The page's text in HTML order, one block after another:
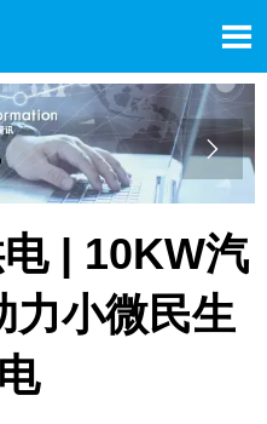


| 10KW汽
力小微民生